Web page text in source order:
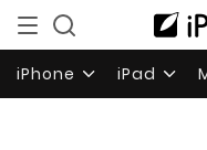
iPhone iPad